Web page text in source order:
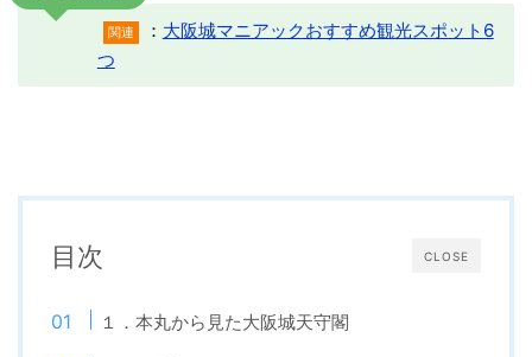
関連 ： 大阪城マニアックおすすめ観光スポット6
つ
CLOSE
目次
１．本丸から見た大阪城天守閣